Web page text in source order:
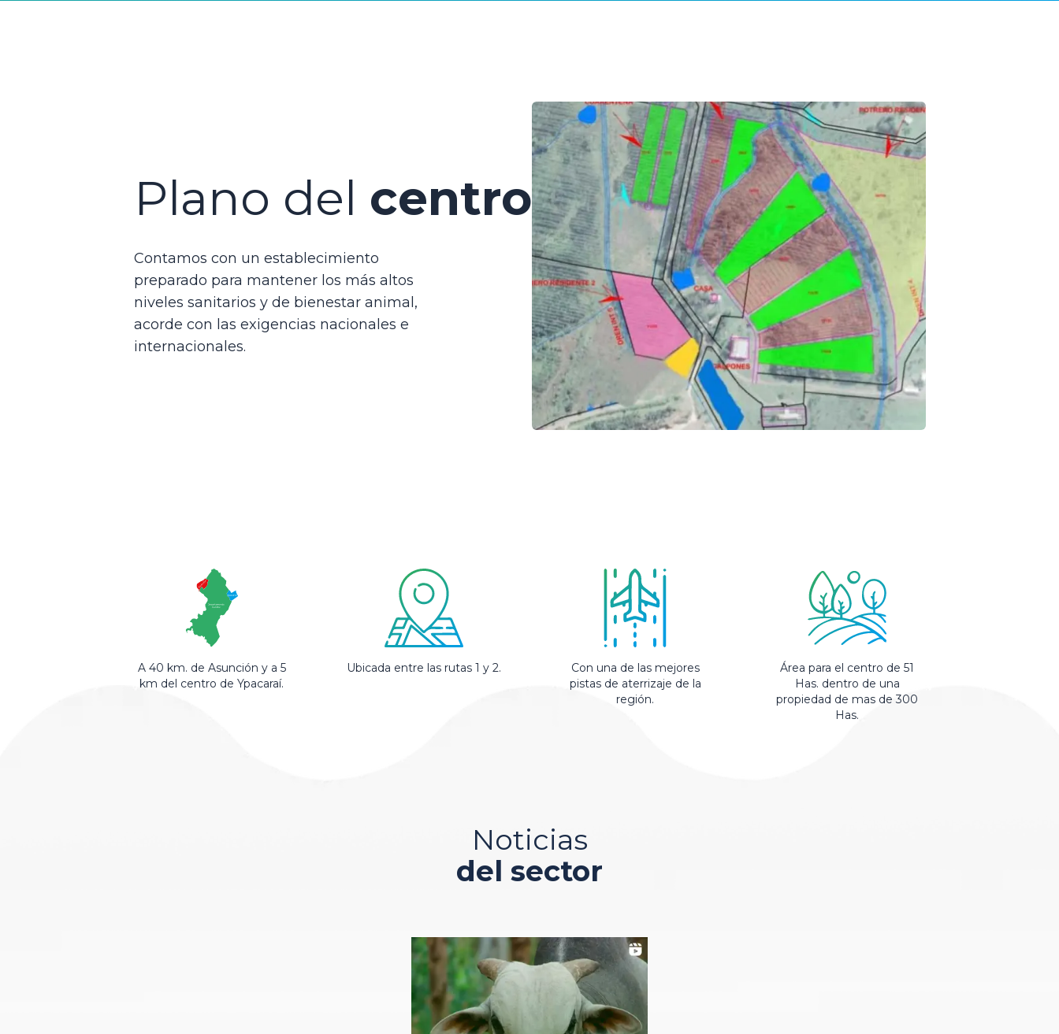
Plano del centro
Contamos con un establecimiento
preparado para mantener los más altos
niveles sanitarios y de bienestar animal,
acorde con las exigencias nacionales e
internacionales.
A 40 km. de Asunción y a 5
km del centro de Ypacaraí.
Ubicada entre las rutas 1 y 2.
Con una de las mejores
pistas de aterrizaje de la
región.
Área para el centro de 51
Has. dentro de una
propiedad de mas de 300
Has.
Noticias
del sector